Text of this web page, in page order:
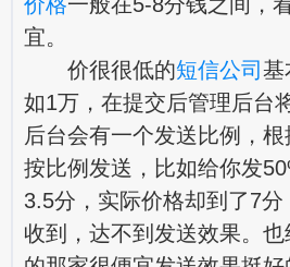
宜。
价很很低的短信公司 基
如1万，在提交后管理后台
后台会有一个发送比例，根
按比例发送，比如给你发
3.5分，实际价格却到了7
收到，达不到发送效果。